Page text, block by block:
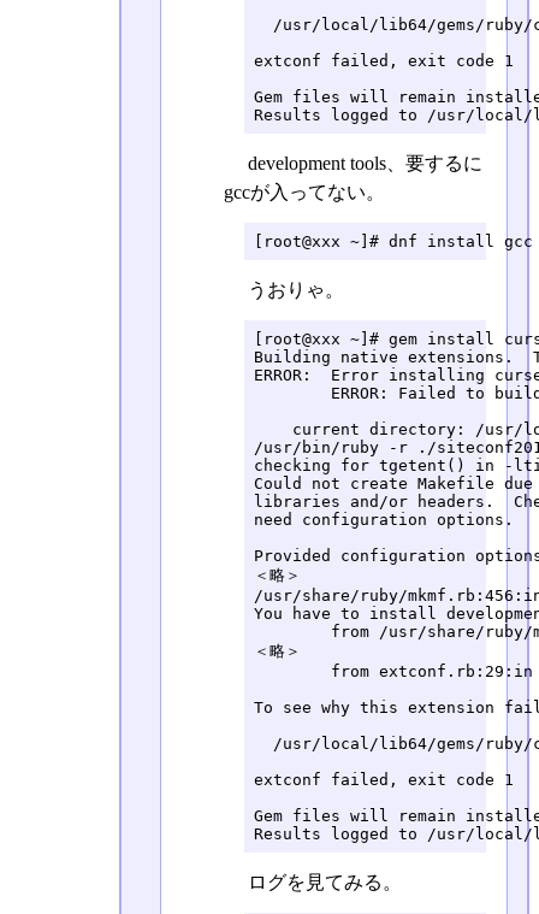
/usr/local/lib64/gems/
extconf failed, exit code 1
Gem files will remain
Results logged to /usr/local/
development tools、要するに
gccが入ってない。
[root@xxx ~]# dnf install gcc
うおりゃ。
[root@xxx ~]# gem install
Building native extensions.
ERROR:  Error installing
current directory: /usr/
/usr/bin/ruby -r ./
checking for tgetent() in -
Could not create Makefile
libraries and/or headers.
need configuration options.
Provided configuration
＜略＞
/usr/share/ruby/
You have to install
＜略＞
To see why this extension
/usr/local/lib64/gems/
extconf failed, exit code 1
Gem files will remain
Results logged to /usr/local/
ログを見てみる。